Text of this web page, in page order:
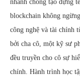
nhanh chóng tạo dựng
blockchain không
công nghệ và tài chính
bởi cha cô, một kỹ sư
đều truyền cho cô sự
chính. Hành trình học